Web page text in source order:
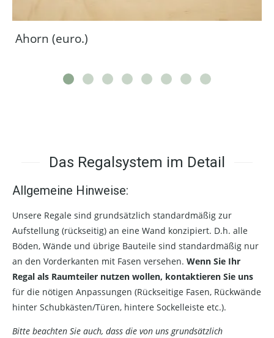
Ahorn (euro.)
Das Regalsystem im Detail
Allgemeine Hinweise:
Unsere Regale sind grundsätzlich standardmäßig zur
Aufstellung (rückseitig) an eine Wand konzipiert. D.h. alle
Böden, Wände und übrige Bauteile sind standardmäßig nur
an den Vorderkanten mit Fasen versehen. Wenn Sie Ihr
Regal als Raumteiler nutzen wollen, kontaktieren Sie uns
für die nötigen Anpassungen (Rückseitige Fasen, Rückwände
hinter Schubkästen/Türen, hintere Sockelleiste etc.).
Bitte beachten Sie auch, dass die von uns grundsätzlich